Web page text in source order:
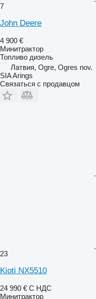
7
John Deere
4 900 €
Минитрактор
Топливо дизель
Латвия, Ogre, Ogres nov.
SIA Arings
Связаться с продавцом
23
Kioti NX5510
24 990 € С НДС
Минитрактор